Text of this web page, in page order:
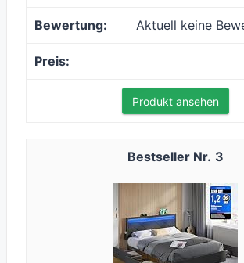
Aktuell keine
Produkt ansehen
3